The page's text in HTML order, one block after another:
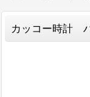
カッコー時計